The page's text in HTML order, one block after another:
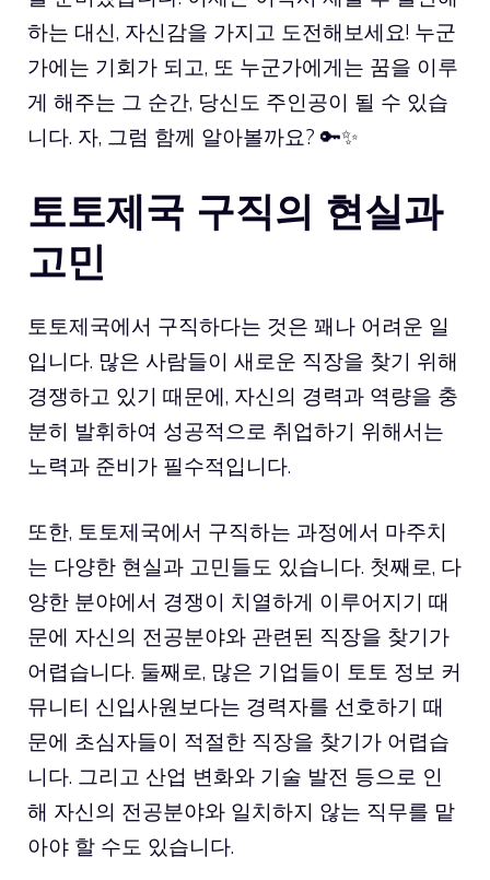
하는 대신, 자신감을 가지고 도전해보세요! 누군
가에는 기회가 되고, 또 누군가에게는 꿈을 이루
게 해주는 그 순간, 당신도 주인공이 될 수 있습
니다. 자, 그럼 함께 알아볼까요? 🔑✨
토토제국 구직의 현실과
고민
토토제국에서 구직하다는 것은 꽤나 어려운 일
입니다. 많은 사람들이 새로운 직장을 찾기 위해
경쟁하고 있기 때문에, 자신의 경력과 역량을 충
분히 발휘하여 성공적으로 취업하기 위해서는
노력과 준비가 필수적입니다.
또한, 토토제국에서 구직하는 과정에서 마주치
는 다양한 현실과 고민들도 있습니다. 첫째로, 다
양한 분야에서 경쟁이 치열하게 이루어지기 때
문에 자신의 전공분야와 관련된 직장을 찾기가
어렵습니다. 둘째로, 많은 기업들이 토토 정보 커
뮤니티 신입사원보다는 경력자를 선호하기 때
문에 초심자들이 적절한 직장을 찾기가 어렵습
니다. 그리고 산업 변화와 기술 발전 등으로 인
해 자신의 전공분야와 일치하지 않는 직무를 맡
아야 할 수도 있습니다.